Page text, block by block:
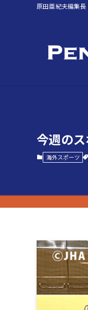
原田亜紀夫編集
今週の
海外スポーツ